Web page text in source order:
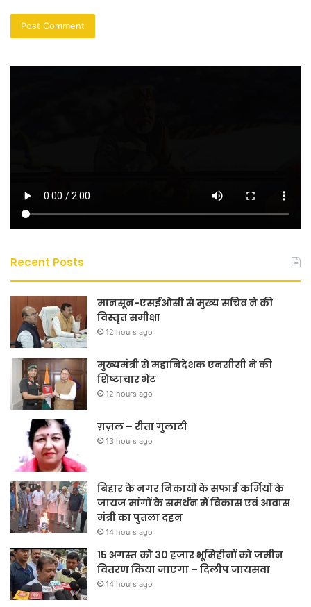
Recent Posts
मानसून-एसईओसी से मुख्य सचिव ने की
विस्तृत समीक्षा
12 hours ago
मुख्यमंत्री से महानिदेशक एनसीसी ने की
शिष्टाचार भेंट
12 hours ago
ग़ज़ल – रीता गुलाटी
13 hours ago
बिहार के नगर निकायों के सफाई कर्मियों के
जायज मांगों के समर्थन में विकास एवं आवास
मंत्री का पुतला दहन
14 hours ago
15 अगस्त को 30 हजार भूमिहीनों को जमीन
वितरण किया जाएगा – दिलीप जायसवा
14 hours ago